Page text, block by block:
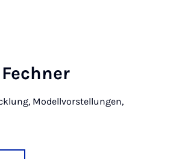
Modellvorstellungen,